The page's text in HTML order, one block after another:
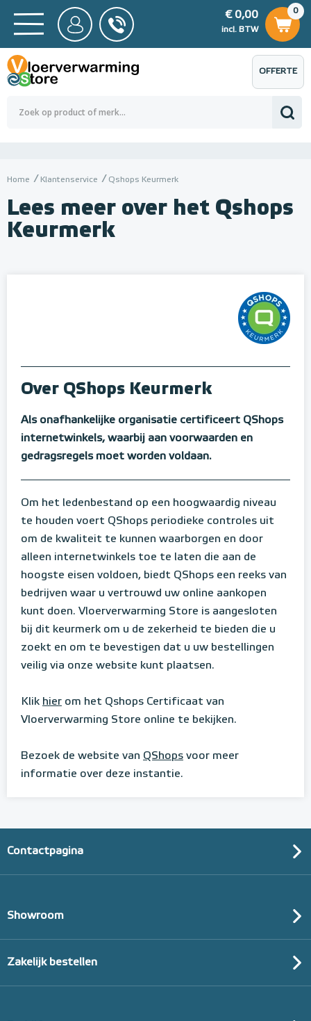
BTW
0,00
0
€ 0,00
incl. BTW
€ 0,00
OFFERTE
AANVRAGEN
Home Klantenservice Qshops Keurmerk
Lees meer over het Qshops
Keurmerk
Over QShops Keurmerk
Als onafhankelijke organisatie certificeert QShops
internetwinkels, waarbij aan voorwaarden en
gedragsregels moet worden voldaan.
Om het ledenbestand op een hoogwaardig niveau
te houden voert QShops periodieke controles uit
om de kwaliteit te kunnen waarborgen en door
alleen internetwinkels toe te laten die aan de
hoogste eisen voldoen, biedt QShops een reeks van
bedrijven waar u vertrouwd uw online aankopen
kunt doen. Vloerverwarming Store is aangesloten
bij dit keurmerk om u de zekerheid te bieden die u
zoekt en om te bevestigen dat u uw bestellingen
veilig via onze website kunt plaatsen.
Klik hier om het Qshops Certificaat van
Vloerverwarming Store online te bekijken.
Bezoek de website van QShops voor meer
informatie over deze instantie.
Contactpagina
Showroom
Zakelijk bestellen